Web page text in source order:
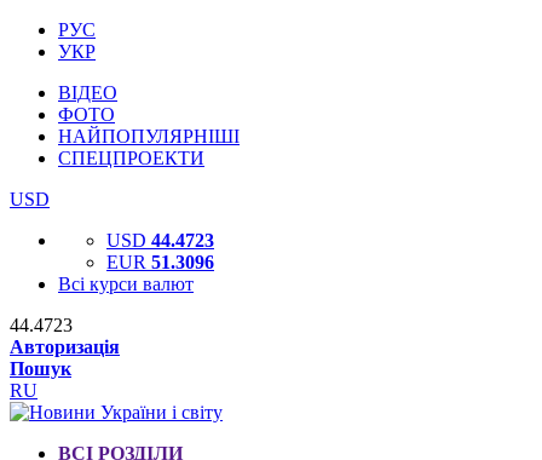
РУС
УКР
ВІДЕО
ФОТО
НАЙПОПУЛЯРНІШІ
СПЕЦПРОЕКТИ
USD
USD 44.4723
EUR 51.3096
Всі курси валют
44.4723
Авторизація
Пошук
RU
ВСІ РОЗДІЛИ